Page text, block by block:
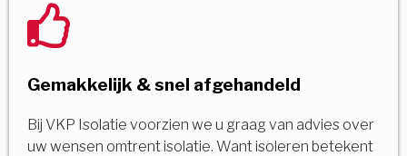
Gemakkelijk & snel afgehandeld
Bij VKP Isolatie voorzien we u graag van advies over
uw wensen omtrent isolatie. Want isoleren betekent